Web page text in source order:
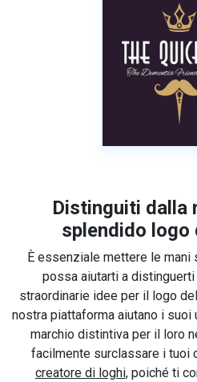
Distinguiti dalla
splendido logo
È essenziale mettere le mani
possa aiutarti a
straordinarie idee per il logo
nostra piattaforma aiutano i suoi
marchio distintiva per il loro
facilmente surclassare i tuoi
creatore di loghi, poiché ti